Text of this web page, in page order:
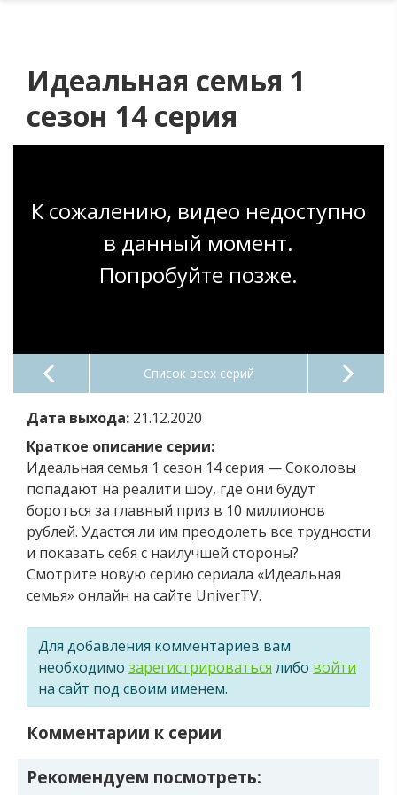
Идеальная семья 1
сезон 14 серия
К сожалению, видео недоступно
в данный момент.
Попробуйте позже.
Список всех серий
Дата выхода: 21.12.2020
Краткое описание серии:
Идеальная семья 1 сезон 14 серия — Соколовы
попадают на реалити шоу, где они будут
бороться за главный приз в 10 миллионов
рублей. Удастся ли им преодолеть все трудности
и показать себя с наилучшей стороны?
Смотрите новую серию сериала «Идеальная
семья» онлайн на сайте UniverTV.
Для добавления комментариев вам
необходимо зарегистрироваться либо войти
на сайт под своим именем.
Комментарии к серии
Рекомендуем посмотреть: